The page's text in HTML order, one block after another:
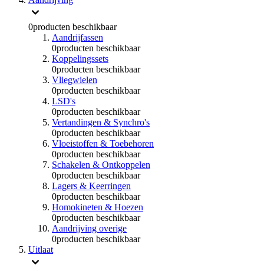
0producten beschikbaar
Aandrijfassen
0producten beschikbaar
Koppelingssets
0producten beschikbaar
Vliegwielen
0producten beschikbaar
LSD's
0producten beschikbaar
Vertandingen & Synchro's
0producten beschikbaar
Vloeistoffen & Toebehoren
0producten beschikbaar
Schakelen & Ontkoppelen
0producten beschikbaar
Lagers & Keerringen
0producten beschikbaar
Homokineten & Hoezen
0producten beschikbaar
Aandrijving overige
0producten beschikbaar
Uitlaat